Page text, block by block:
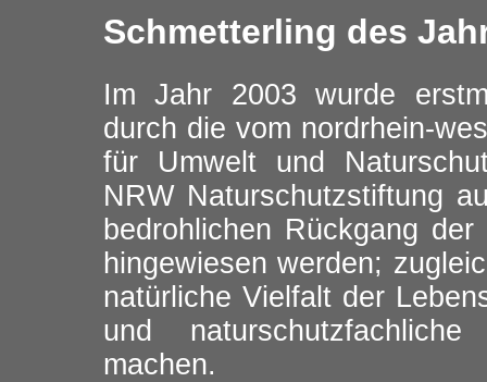
Schmetterling des
Im Jahr 2003 wurde
durch die vom nordrhein-
für Umwelt und
NRW Naturschutzstiftung
bedrohlichen Rückgang
hingewiesen werden;
natürliche Vielfalt der
und
machen.